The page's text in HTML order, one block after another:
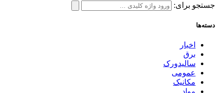
جستجو برای:
دسته‌ها
اخبار
برق
سالیدورک
عمومی
مکانیک
مواد